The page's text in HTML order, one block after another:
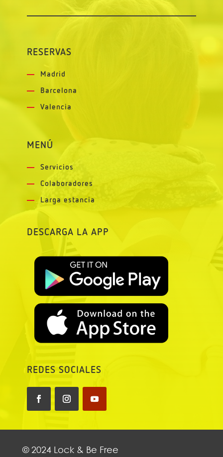
RESERVAS
Madrid
Barcelona
Valencia
MENÚ
Servicios
Colaboradores
Larga estancia
DESCARGA LA APP
REDES SOCIALES
© 2024 Lock & Be Free